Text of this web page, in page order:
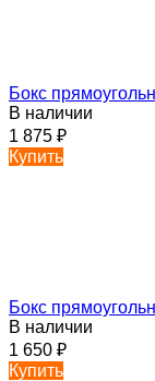
Бокс
В наличии
1 875 ₽
Купить
Бокс
В наличии
1 650 ₽
Купить